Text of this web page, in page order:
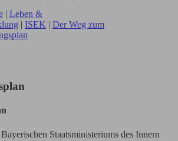
| Leben &
| ISEK | Der Weg zum
Staatsministeriums des Innern